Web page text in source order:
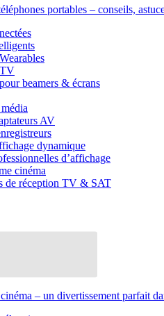
portables – conseils,
beamers & écrans
AV
dynamique
d’affichage
cinéma
de réception TV & SAT
– un divertissement parfait